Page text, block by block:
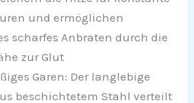
und ermöglichen
scharfes Anbraten durch die
zur Glut
Garen: Der langlebige
beschichtetem Stahl verteilt